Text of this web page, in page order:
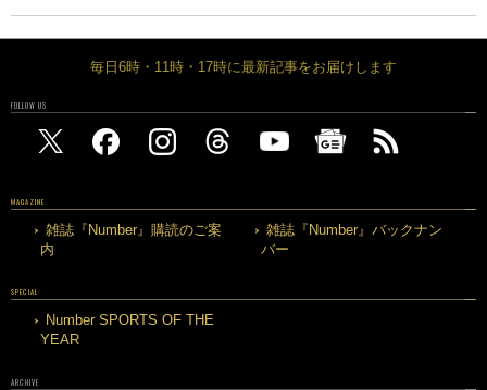
毎日6時・11時・17時に最新記事をお届けします
FOLLOW US
MAGAZINE
雑誌『Number』購読のご案
内
雑誌『Number』バックナン
バー
SPECIAL
Number SPORTS OF THE
YEAR
ARCHIVE